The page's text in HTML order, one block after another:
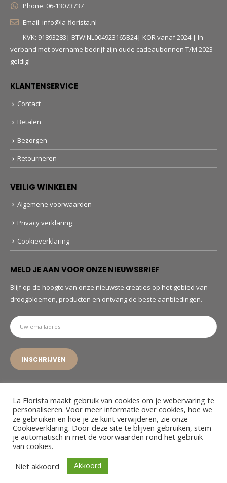
Phone: 06-13073737
Email: info@la-florista.nl
KVK: 91893283| BTW:NL004923165B24| KOR vanaf 2024 | In
verband met overname bedrijf zijn oude cadeaubonnen T/M 2023
geldig!
KLANTENSERVICE
Contact
Betalen
Bezorgen
Retourneren
VEILIG WINKELEN
Algemene voorwaarden
Privacy verklaring
Cookieverklaring
MELD JE AAN VOOR ONZE NIEUWSBRIEF
Blijf op de hoogte van onze nieuwste creaties op het gebied van
droogbloemen, producten en ontvang de beste aanbiedingen.
© La Florista. 2022. All Rights Reserved
La Florista maakt gebruik van cookies om je webervaring te
personaliseren. Voor meer informatie over cookies, hoe we
ze gebruiken en hoe je ze kunt verwijderen, zie onze
Cookieverklaring. Door deze site te blijven gebruiken, stem
je automatisch in met de voorwaarden rond het gebruik
van cookies.
Niet akkoord
Akkoord